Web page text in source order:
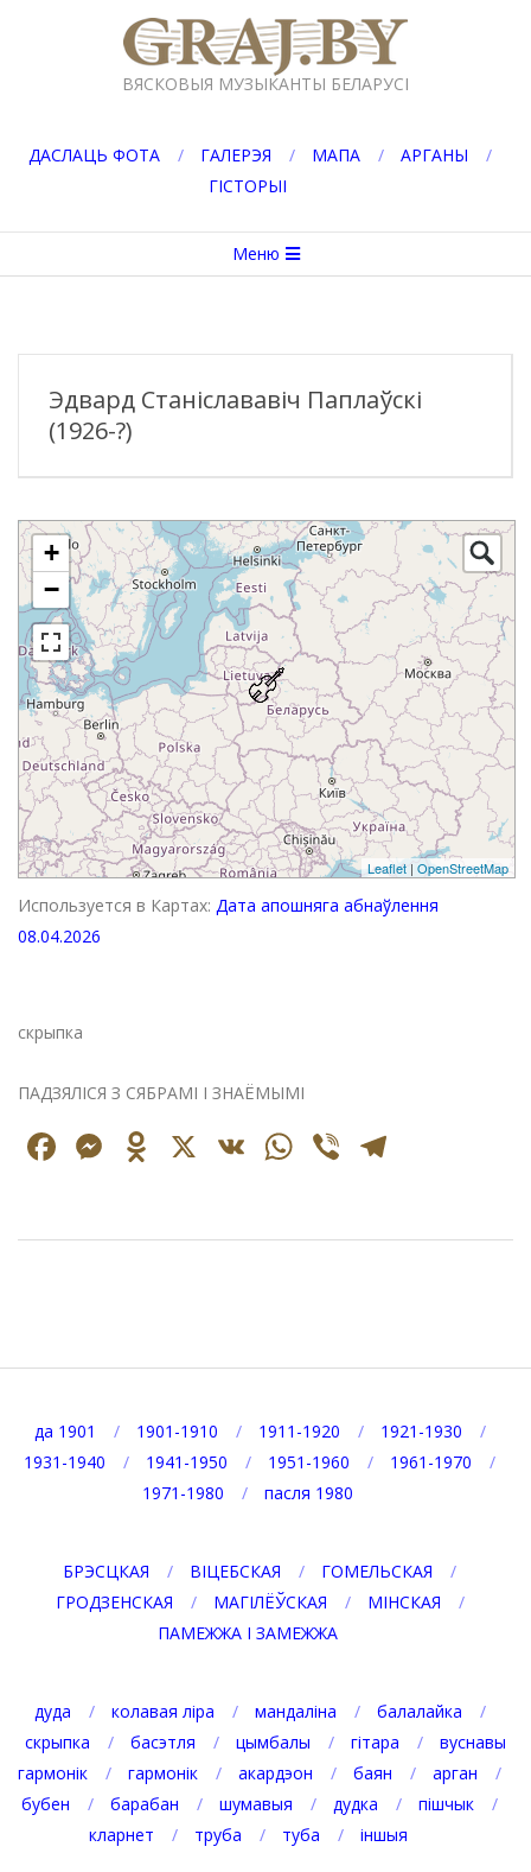
GRAJ.BY
ВЯСКОВЫЯ МУЗЫКАНТЫ БЕЛАРУСІ
ДАСЛАЦЬ ФОТА ГАЛЕРЭЯ МАПА
АРГАНЫ
ГІСТОРЫІ
меню
Меню
Эдвард Станіслававіч Паплаўскі
(1926-?)
+
−
Leaflet | OpenStreetMap
Используется в Картах: Дата апошняга абнаўлення
08.04.2026
скрыпка
ПАДЗЯЛІСЯ З СЯБРАМІ І ЗНАЁМЫМІ
Facebook
Messenger
Odnoklassniki
X VK WhatsApp
Viber
да 1901 1901-1910 1911-1920
1921-1930
1931-1940
1941-1950 1951-1960
1961-1970
1971-1980
пасля 1980
БРЭСЦКАЯ ВІЦЕБСКАЯ
ГОМЕЛЬСКАЯ
ГРОДЗЕНСКАЯ
МАГІЛЁЎСКАЯ
МІНСКАЯ
ПАМЕЖЖА І ЗАМЕЖЖА
дуда колавая ліра мандаліна
балалайка
скрыпка
басэтля цымбалы гітара
вуснавы
гармонік
гармонік акардэон баян
арган
бубен
барабан шумавыя дудка
пішчык
кларнет
труба туба іншыя